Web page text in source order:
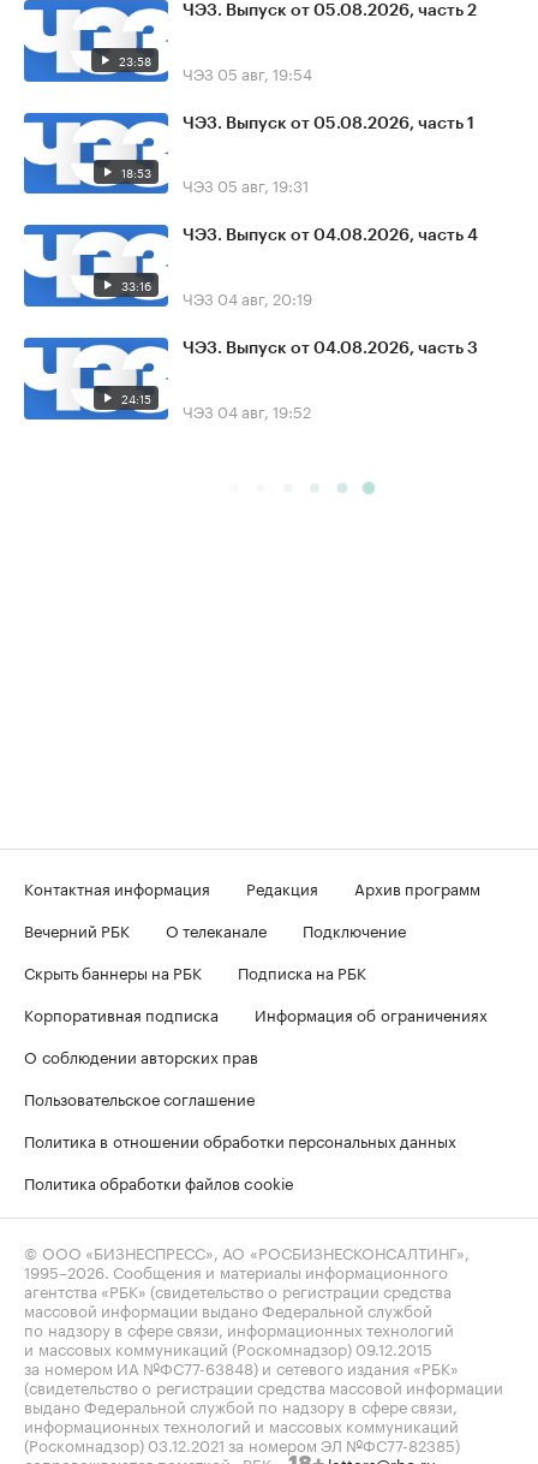
23:58
ЧЭЗ. Выпуск от 05.08.2026, часть 2
ЧЭЗ 05 авг, 19:54
18:53
ЧЭЗ. Выпуск от 05.08.2026, часть 1
ЧЭЗ 05 авг, 19:31
33:16
ЧЭЗ. Выпуск от 04.08.2026, часть 4
ЧЭЗ 04 авг, 20:19
24:15
ЧЭЗ. Выпуск от 04.08.2026, часть 3
ЧЭЗ 04 авг, 19:52
Контактная информация Редакция
Архив программ
Вечерний РБК
О телеканале
Подключение
Скрыть баннеры на РБК
Подписка на РБК
Корпоративная подписка
Информация об ограничениях
О соблюдении авторских прав
Пользовательское соглашение
Политика в отношении обработки персональных данных
Политика обработки файлов cookie
© ООО «БИЗНЕСПРЕСС», АО «РОСБИЗНЕСКОНСАЛТИНГ»,
1995–2026 . Сообщения и материалы информационного
агентства «РБК» (свидетельство о регистрации средства
массовой информации выдано Федеральной службой
по надзору в сфере связи, информационных технологий
и массовых коммуникаций (Роскомнадзор) 09.12.2015
за номером ИА №ФС77-63848) и сетевого издания «РБК»
(свидетельство о регистрации средства массовой информации
выдано Федеральной службой по надзору в сфере связи,
информационных технологий и массовых коммуникаций
(Роскомнадзор) 03.12.2021 за номером ЭЛ №ФС77-82385)